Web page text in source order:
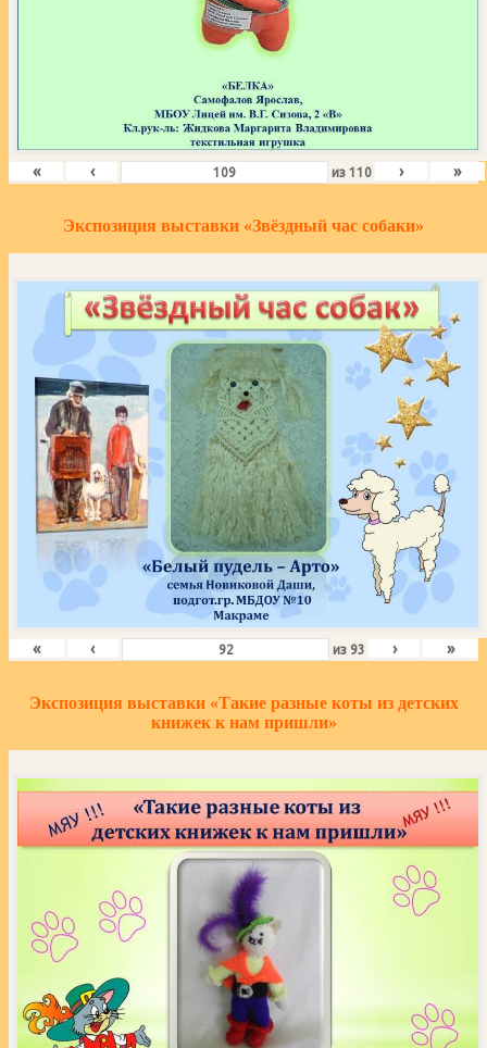
« ‹ из110 › »
Экспозиция выставки «Звёздный час собаки»
« ‹ из 93 › »
Экспозиция выставки «Такие разные коты из детских
книжек к нам пришли»